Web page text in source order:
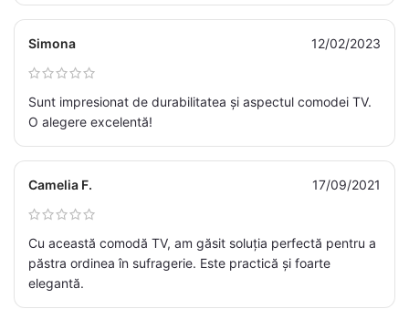
Simona 12/02/2023
Sunt impresionat de durabilitatea și aspectul comodei TV.
O alegere excelentă!
Camelia F. 17/09/2021
Cu această comodă TV, am găsit soluția perfectă pentru a
păstra ordinea în sufragerie. Este practică și foarte
elegantă.